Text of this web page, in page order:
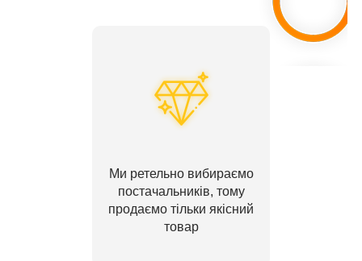
Ми ретельно вибираємо
постачальників, тому
продаємо тільки якісний
товар